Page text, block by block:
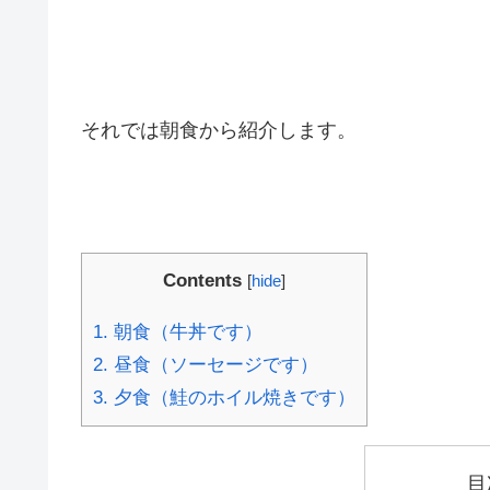
それでは朝食から紹介します。
Contents [hide]
1. 朝食（牛丼です）
2. 昼食（ソーセージです）
3. 夕食（鮭のホイル焼きです）